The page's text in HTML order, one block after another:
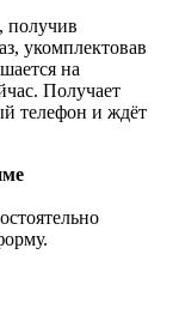
получив
укомплектовав
на
Получает
телефон и ждёт